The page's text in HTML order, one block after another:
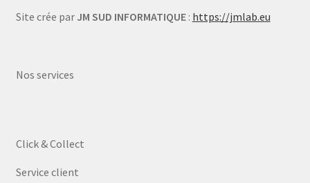
Site crée par JM SUD INFORMATIQUE: https://jmlab.eu
Nos services
Click & Collect
Service client